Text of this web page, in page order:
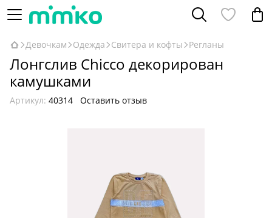
Девочкам Одежда Свитера и кофты Регланы
Лонгслив Chicco декорирован
камушками
Артикул: 40314 Оставить отзыв